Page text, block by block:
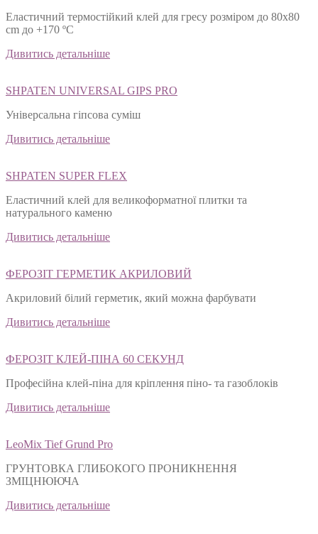
Еластичний термостійкий клей для гресу розміром до 80х80
cm до +170 ºС
Дивитись детальніше
SHPATEN UNIVERSAL GIPS PRO
Універсальна гіпсова суміш
Дивитись детальніше
SHPATEN SUPER FLEX
Еластичний клей для великоформатної плитки та
натурального каменю
Дивитись детальніше
ФЕРОЗІТ ГЕРМЕТИК АКРИЛОВИЙ
Акриловий білий герметик, який можна фарбувати
Дивитись детальніше
ФЕРОЗІТ КЛЕЙ-ПІНА 60 СЕКУНД
Професійна клей-піна для кріплення піно- та газоблоків
Дивитись детальніше
LeoMix Tief Grund Pro
ГРУНТОВКА ГЛИБОКОГО ПРОНИКНЕННЯ
ЗМІЦНЮЮЧА
Дивитись детальніше